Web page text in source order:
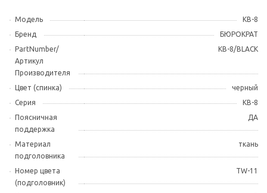
Модель
KB-8
Бренд
БЮРОКРАТ
PartNumber/
Артикул
Производителя
KB-8/BLACK
Цвет (спинка)
черный
Серия
KB-8
Поясничная
поддержка
ДА
Материал
подголовника
ткань
Номер цвета
(подголовник)
TW-11